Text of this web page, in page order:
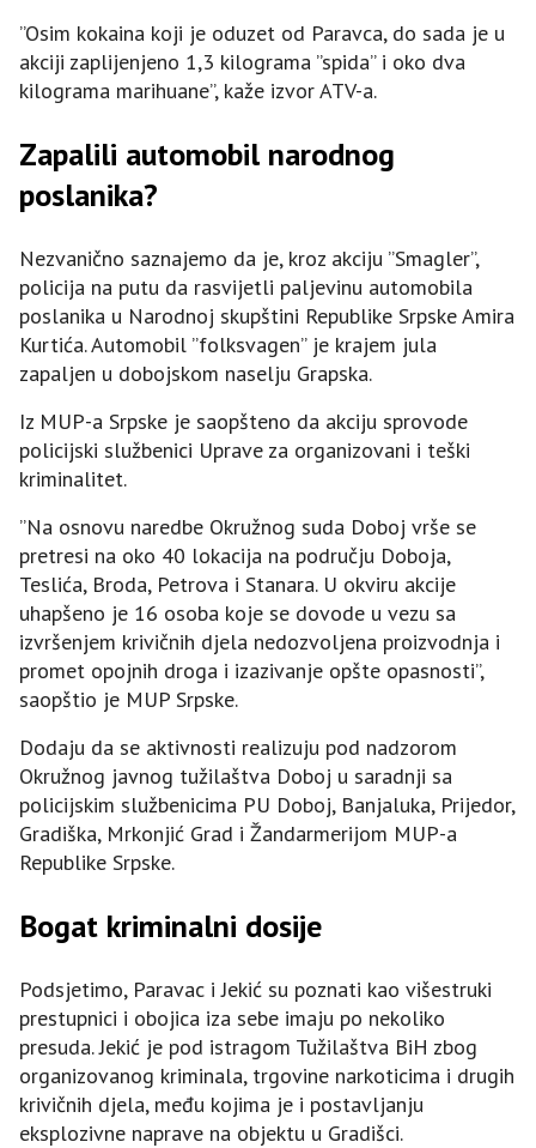
”Osim kokaina koji je oduzet od Paravca, do sada je u
akciji zaplijenjeno 1,3 kilograma ”spida” i oko dva
kilograma marihuane”, kaže izvor ATV-a.
Zapalili automobil narodnog
poslanika?
Nezvanično saznajemo da je, kroz akciju ”Smagler”,
policija na putu da rasvijetli paljevinu automobila
poslanika u Narodnoj skupštini Republike Srpske Amira
Kurtića. Automobil ”folksvagen” je krajem jula
zapaljen u dobojskom naselju Grapska.
Iz MUP-a Srpske je saopšteno da akciju sprovode
policijski službenici Uprave za organizovani i teški
kriminalitet.
”Na osnovu naredbe Okružnog suda Doboj vrše se
pretresi na oko 40 lokacija na području Doboja,
Teslića, Broda, Petrova i Stanara. U okviru akcije
uhapšeno je 16 osoba koje se dovode u vezu sa
izvršenjem krivičnih djela nedozvoljena proizvodnja i
promet opojnih droga i izazivanje opšte opasnosti”,
saopštio je MUP Srpske.
Dodaju da se aktivnosti realizuju pod nadzorom
Okružnog javnog tužilaštva Doboj u saradnji sa
policijskim službenicima PU Doboj, Banjaluka, Prijedor,
Gradiška, Mrkonjić Grad i Žandarmerijom MUP-a
Republike Srpske.
Bogat kriminalni dosije
Podsjetimo, Paravac i Jekić su poznati kao višestruki
prestupnici i obojica iza sebe imaju po nekoliko
presuda. Jekić je pod istragom Tužilaštva BiH zbog
organizovanog kriminala, trgovine narkoticima i drugih
krivičnih djela, među kojima je i postavljanju
eksplozivne naprave na objektu u Gradišci.